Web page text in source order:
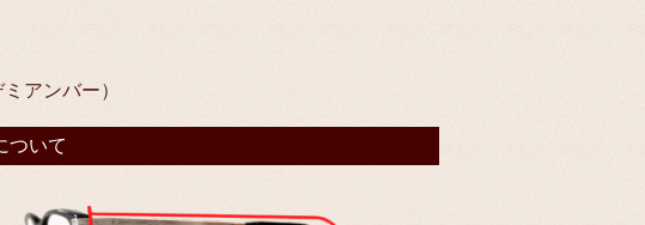
アンバー）
ついて